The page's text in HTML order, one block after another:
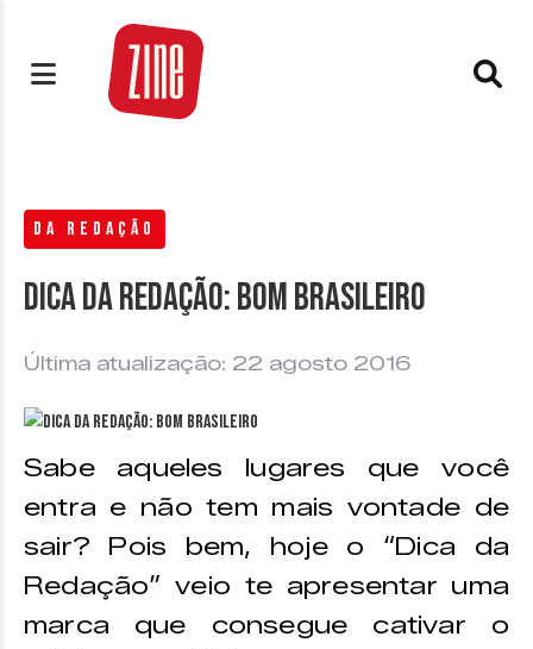
DA REDAÇÃO
Dica da Redação: Bom Brasileiro
Última atualização: 22 agosto 2016
Sabe aqueles lugares que você
entra e não tem mais vontade de
sair? Pois bem, hoje o “Dica da
Redação” veio te apresentar uma
marca que consegue cativar o